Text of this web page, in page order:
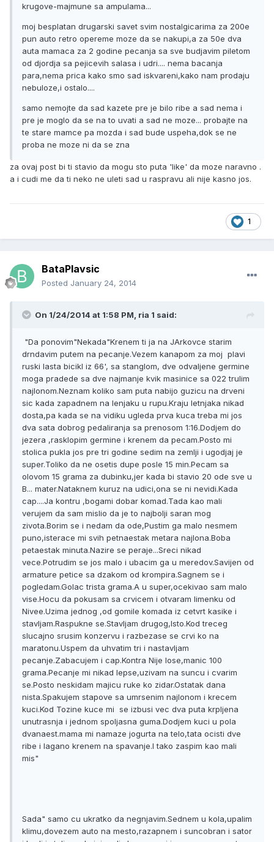
krugove-majmune sa ampulama...
moj besplatan drugarski savet svim nostalgicarima za 200e
pun auto retro opereme moze da se nakupi,a za 50e dva
auta mamaca za 2 godine pecanja sa sve budjavim piletom
od djordja sa pejicevih salasa i udri.... nema bacanja
para,nema prica kako smo sad iskvareni,kako nam prodaju
nebuloze,i ostalo....
samo nemojte da sad kazete pre je bilo ribe a sad nema i
pre je moglo da se na to uvati a sad ne moze... probajte na
te stare mamce pa mozda i sad bude uspeha,dok se ne
proba ne moze ni da se zna
za ovaj post bi ti stavio da mogu sto puta 'like' da moze naravno .
a i cudi me da ti neko ne uleti sad u raspravu ali nije kasno jos.
1
BataPlavsic
Posted January 24, 2014
On 1/24/2014 at 1:58 PM, ria 1 said:
"Da ponovim"Nekada"Krenem ti ja na JArkovce starim
drndavim putem na pecanje.Vezem kanapom za moj plavi
ruski lasta bicikl iz 66', sa stanglom, dve odvaljene germine
moga pradede sa dve najmanje kvik masinice sa 022 trulim
najlonom.Neznam koliko sam puta nabijo guzicu na drveni
sic kada zapadnem na lenjaku u rupu.Kraju letnjaka nikad
dosta,pa kada se na vidiku ugleda prva kuca treba mi jos
dva sata dobrog pedaliranja sa prenosom 1:16.Dodjem do
jezera ,rasklopim germine i krenem da pecam.Posto mi
stolica pukla jos pre tri godine sedim na zemlji i ugodjaj je
super.Toliko da ne osetis dupe posle 15 min.Pecam sa
olovom 15 grama za dubinku,jer kada bi stavio 20 ode sve u
B... mater.Nataknem kuruz na udici,ona se ni nevidi.Kada
cap....Ja kontru ,bogami dobar komad.Tada kao mali
verujem da sam mislio da je to najbolji saran mog
zivota.Borim se i nedam da ode,Pustim ga malo nesmem
puno,isterace mi svih petnaestak metara najlona.Boba
petaestak minuta.Nazire se peraje...Sreci nikad
vece.Potrudim se jos malo i ubacim ga u meredov.Savijen od
armature petice sa dzakom od krompira.Sagnem se i
pogledam.Golac trista grama.A u super,ocekivao sam malo
vise.Hocu da pokusam sa crvicem i otvaram limenku od
Nivee.Uzima jednog ,od gomile komada iz cetvrt kasike i
stavljam.Raspukne se.Stavljam drugog,Isto.Kod treceg
slucajno srusim konzervu i razbezase se crvi ko na
maratonu.Uspem da uhvatim tri i nastavljam
pecanje.Zabacujem i cap.Kontra Nije lose,manic 100
grama.Pecanje mi nikad lepse,uzivam na suncu i cvarim
se.Posto neskidam majicu ruke ko zidar.Ostatak dana
nista.Spakujem stapove sa umrsenim najlonom i krecem
kuci.Kod Tozine kuce mi se izbusi vec dva puta krpljena
unutrasnja i jednom spoljasna guma.Dodjem kuci u pola
dvanaest.mama mi namaze jogurta na telo,tata ocisti dve
ribe i lagano krenem na spavanje.I tako zaspim kao mali
mis"
Sada" samo cu ukratko da negnjavim.Sednem u kola,upalim
klimu,dovezem auto na mesto,razapnem i suncobran i sator